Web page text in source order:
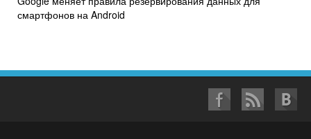
смартфонов на Android